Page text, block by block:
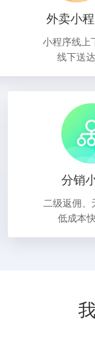
外卖小
小程序线上
线下送达
分销
二级返佣、
低成本